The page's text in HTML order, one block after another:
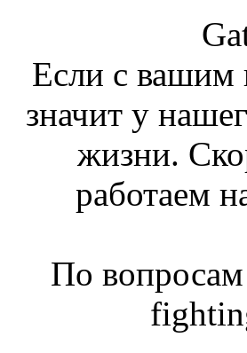
Если с вашим
значит у
жизни.
работаем
По